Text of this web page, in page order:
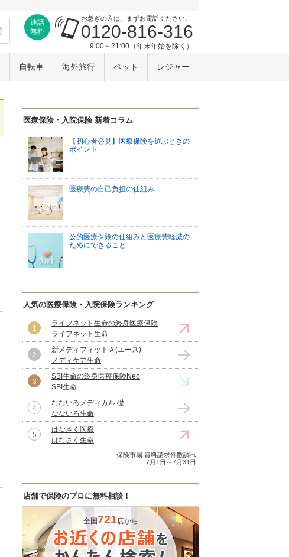
通話
無料
お急ぎの方は、まずお電話ください。
0120-816-316
9:00～21:00（年末年始を除く）
自転車 海外旅行 ペット レジャー
医療保険・入院保険 新着コラム
【初心者必見】医療保険を選ぶときの
ポイント
医療費の自己負担の仕組み
公的医療保険の仕組みと医療費軽減の
ためにできること
人気の医療保険・入院保険ランキング
ライフネット生命の終身医療保険
ライフネット生命
新メディフィットＡ(エース)
メディケア生命
SBI生命の終身医療保険Neo
SBI生命
なないろメディカル 礎
なないろ生命
はなさく医療
はなさく生命
保険市場 資料請求件数調べ
7月1日～7月31日
店舗で保険のプロに無料相談！
全国721店から